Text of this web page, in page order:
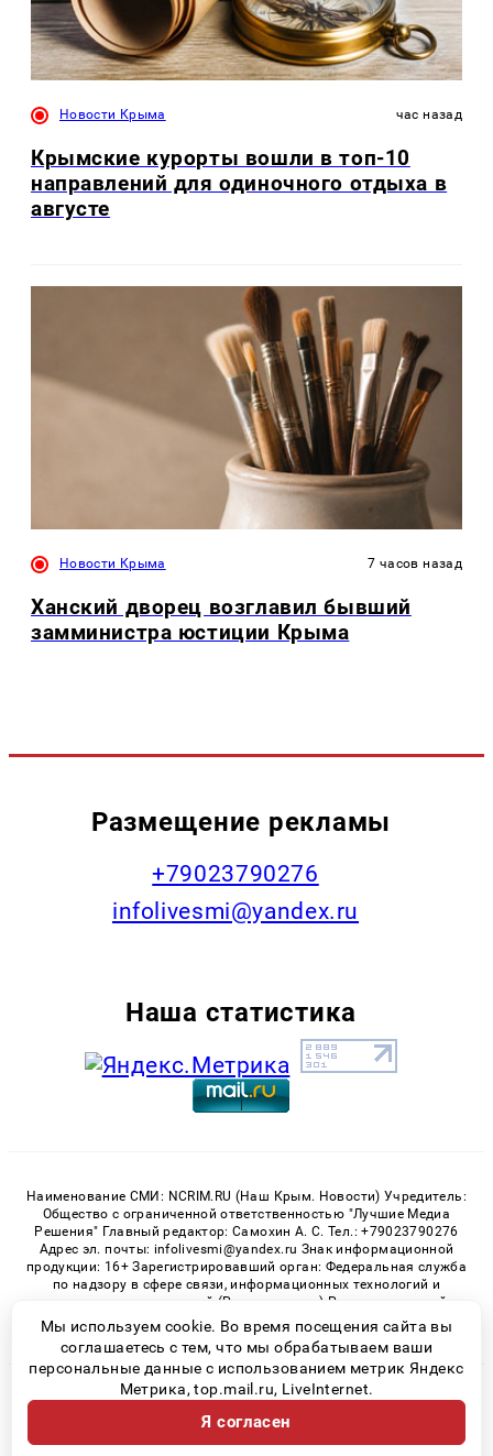
Новости Крыма час назад
Крымские курорты вошли в топ-10
направлений для одиночного отдыха в
августе
Новости Крыма 7 часов назад
Ханский дворец возглавил бывший
замминистра юстиции Крыма
Размещение рекламы
+79023790276
infolivesmi@yandex.ru
Наша статистика
Наименование СМИ: NCRIM.RU (Наш Крым. Новости) Учредитель:
Общество с ограниченной ответственностью "Лучшие Медиа
Решения" Главный редактор: Самохин А. С. Тел.: +79023790276
Адрес эл. почты: infolivesmi@yandex.ru Знак информационной
продукции: 16+ Зарегистрировавший орган: Федеральная служба
по надзору в сфере связи, информационных технологий и
массовых коммуникаций (Роскомнадзор) Регистрационный
номер СМИ ЭЛ № ФС 77 - 81150 от 02.06.2021
© 2026 «nCrim.ru» | Все права защищены
Возрастная категория сайта 16+
Политика конфиденциальности
Мы используем cookie. Во время посещения сайта вы
соглашаетесь с тем, что мы обрабатываем ваши
персональные данные с использованием метрик Яндекс
Метрика, top.mail.ru, LiveInternet.
Я согласен